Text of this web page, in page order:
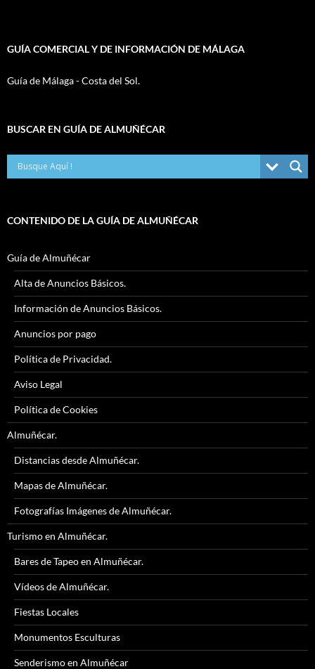
GUÍA COMERCIAL Y DE INFORMACIÓN DE MÁLAGA
Guía de Málaga - Costa del Sol.
BUSCAR EN GUÍA DE ALMUÑÉCAR
CONTENIDO DE LA GUÍA DE ALMUÑÉCAR
Guía de Almuñécar
Alta de Anuncios Básicos.
Información de Anuncios Básicos.
Anuncios por pago
Política de Privacidad.
Aviso Legal
Política de Cookies
Almuñécar.
Distancias desde Almuñécar.
Mapas de Almuñécar.
Fotografías Imágenes de Almuñécar.
Turismo en Almuñécar.
Bares de Tapeo en Almuñécar.
Vídeos de Almuñécar.
Fiestas Locales
Monumentos Esculturas
Senderismo en Almuñécar